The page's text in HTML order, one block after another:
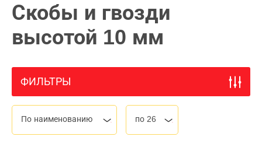
Скобы и гвозди
высотой 10 мм
ФИЛЬТРЫ
По наименованию по 26